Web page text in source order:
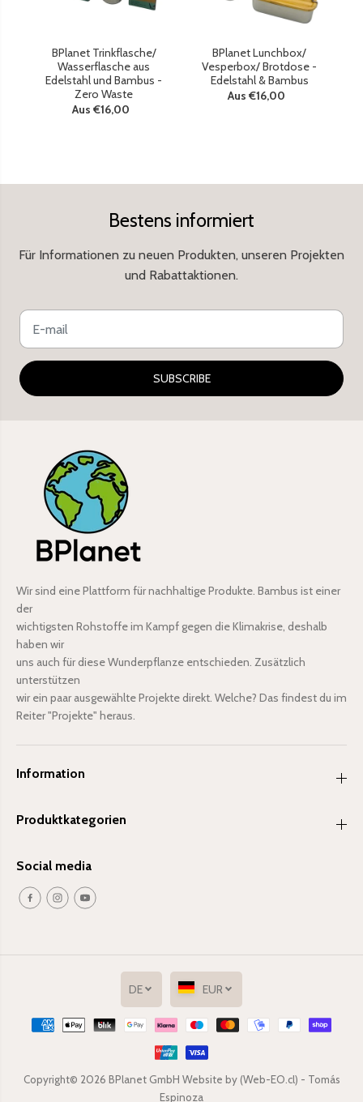
BPlanet Trinkflasche/
Wasserflasche aus
Edelstahl und Bambus -
Zero Waste
Aus €16,00
BPlanet Lunchbox/
Vesperbox/ Brotdose -
Edelstahl & Bambus
Aus €16,00
Bestens informiert
Für Informationen zu neuen Produkten, unseren Projekten
und Rabattaktionen.
SUBSCRIBE
Wir sind eine Plattform für nachhaltige Produkte. Bambus ist einer
der
wichtigsten Rohstoffe im Kampf gegen die Klimakrise, deshalb
haben wir
uns auch für diese Wunderpflanze entschieden. Zusätzlich
unterstützen
wir ein paar ausgewählte Projekte direkt. Welche? Das findest du im
Reiter "Projekte" heraus.
Information
Produktkategorien
Social media
Copyright© 2026 BPlanet GmbH Website by (Web-EO.cl) - Tomás
Espinoza
DE EUR